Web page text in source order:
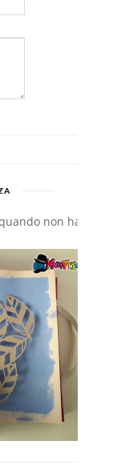
non hai